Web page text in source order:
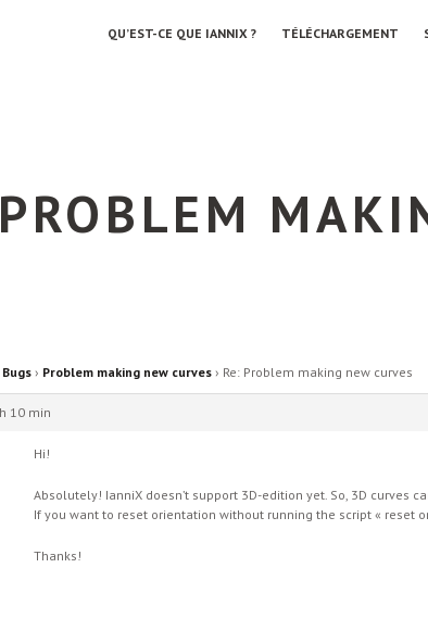
QU’EST-CE QUE IANNIX ? TÉLÉCHARGEMENT
Bugs › Problem making new curves › Re: Problem making new curves
10 min
Hi!
Absolutely! IanniX doesn’t support 3D-edition yet. So, 3D curves
If you want to reset orientation without running the script « reset
Thanks!